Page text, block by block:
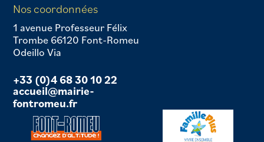
Nos coordonnées
1 avenue Professeur Félix
Trombe 66120 Font-Romeu
Odeillo Via
+33 (0)4 68 30 10 22
accueil@mairie-
fontromeu.fr